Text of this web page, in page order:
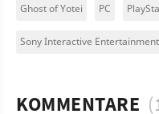
Ghost of Yotei PC
Sony Interactive Entertainment
KOMMENTARE